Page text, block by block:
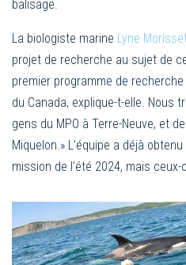
balisage.
La biologiste marine Lyne
projet de recherche au sujet de
premier programme de
du Canada, explique-t-elle. Nous
gens du MPO à Terre-Neuve, et
Miquelon.» L’équipe a déjà
mission de l’été 2024, mais